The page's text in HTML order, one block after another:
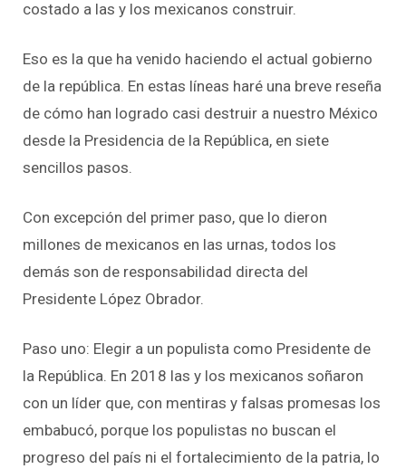
costado a las y los mexicanos construir.
Eso es la que ha venido haciendo el actual gobierno
de la república. En estas líneas haré una breve reseña
de cómo han logrado casi destruir a nuestro México
desde la Presidencia de la República, en siete
sencillos pasos.
Con excepción del primer paso, que lo dieron
millones de mexicanos en las urnas, todos los
demás son de responsabilidad directa del
Presidente López Obrador.
Paso uno: Elegir a un populista como Presidente de
la República. En 2018 las y los mexicanos soñaron
con un líder que, con mentiras y falsas promesas los
embabucó, porque los populistas no buscan el
progreso del país ni el fortalecimiento de la patria, lo